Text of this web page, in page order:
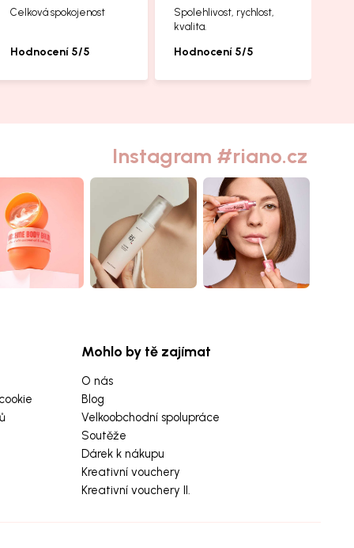
Celková spokojenost
Hodnocení 5/5
Spolehlivost, rychlost,
kvalita.
Hodnocení 5/5
Instagram #riano.cz
Mohlo by tě zajímat
O nás
Blog
Velkoobchodní spolupráce
Soutěže
Dárek k nákupu
Kreativní vouchery
Kreativní vouchery II.